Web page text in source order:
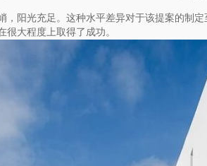
阳光充足。这种水平差异对于该提案的制
大程度上取得了成功。